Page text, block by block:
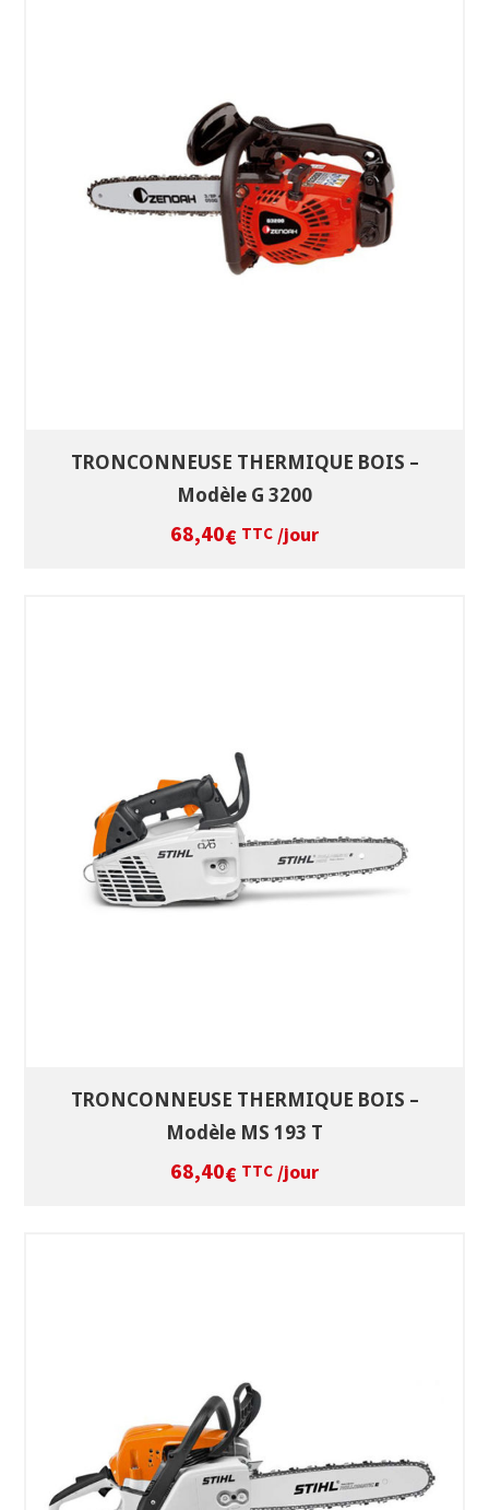
SÉLECTIONNEZ LES DATES
VOIR LE PRODUIT
TRONCONNEUSE THERMIQUE BOIS –
Modèle G 3200
68,40€ TTC /jour
SÉLECTIONNEZ LES DATES
VOIR LE PRODUIT
TRONCONNEUSE THERMIQUE BOIS –
Modèle MS 193 T
68,40€ TTC /jour
SÉLECTIONNEZ LES DATES
VOIR LE PRODUIT